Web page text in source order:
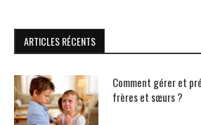
ARTICLES RÉCENTS
Comment gérer et
frères et sœurs ?